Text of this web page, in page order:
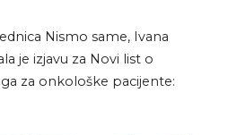
Nismo same, Ivana
je izjavu za Novi list o
za onkološke pacijente: